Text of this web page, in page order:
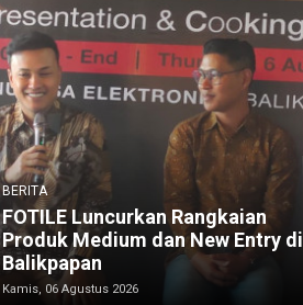
BERITA
FOTILE Luncurkan Rangkaian
Produk Medium dan New Entry di
Balikpapan
Kamis, 06 Agustus 2026